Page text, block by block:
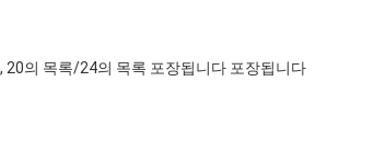
의 목록/24의 목록 포장됩니다 포장됩니다